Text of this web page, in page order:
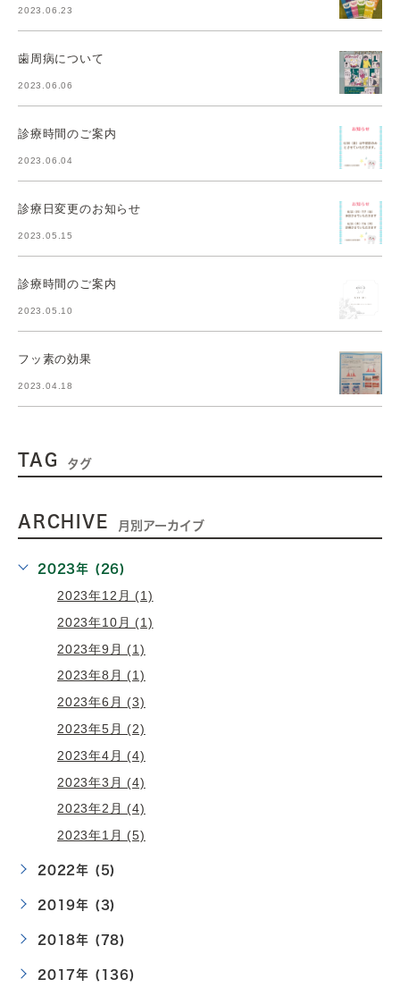
2023.06.23
歯周病について
2023.06.06
診療時間のご案内
2023.06.04
診療日変更のお知らせ
2023.05.15
診療時間のご案内
2023.05.10
フッ素の効果
2023.04.18
TAG タグ
ARCHIVE 月別アーカイブ
2023年 (26)
2023年12月 (1)
2023年10月 (1)
2023年9月 (1)
2023年8月 (1)
2023年6月 (3)
2023年5月 (2)
2023年4月 (4)
2023年3月 (4)
2023年2月 (4)
2023年1月 (5)
2022年 (5)
2019年 (3)
2018年 (78)
2017年 (136)